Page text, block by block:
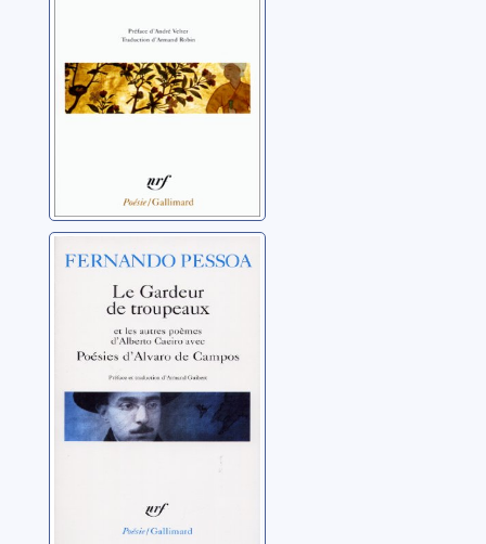
Le Gardeur de
troupeaux et les
autres poèmes
d'Alberto Caeiro ;
avec Poésies
d'Alvaro de
Campos
Pessoa, Fernando